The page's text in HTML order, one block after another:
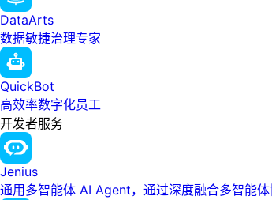
DataArts
数据敏捷治理专家
QuickBot
高效率数字化员工
开发者服务
Jenius
通用多智能体 AI Agent，通过深度融合多智能